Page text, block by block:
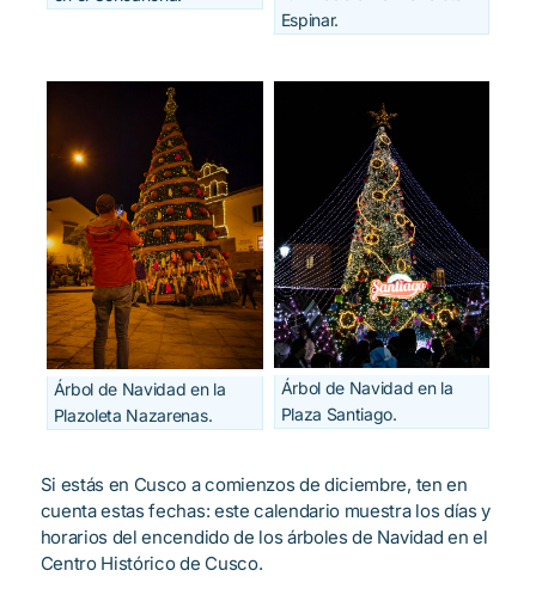
Espinar.
Árbol de Navidad en la
Plazoleta Nazarenas.
Árbol de Navidad en la
Plaza Santiago.
Si estás en Cusco a comienzos de diciembre, ten en
cuenta estas fechas: este calendario muestra los días y
horarios del encendido de los árboles de Navidad en el
Centro Histórico de Cusco.